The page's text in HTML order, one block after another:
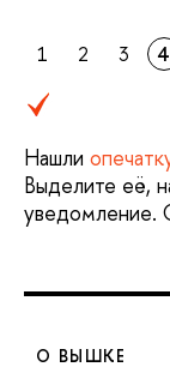
1 2 3 4
Нашли
Выделите её,
уведомление.
О ВЫШКЕ